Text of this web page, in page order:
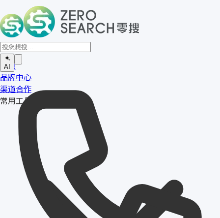
AI
首页
品牌中心
渠道合作
常用工具